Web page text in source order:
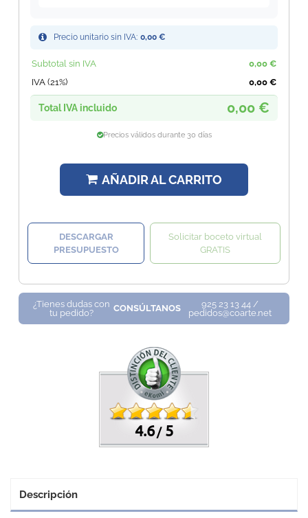
Precio unitario sin IVA: 0,00 €
Subtotal sin IVA
0,00 €
IVA (21%)
0,00 €
Total IVA incluido 0,00 €
Precios válidos durante 30 días
AÑADIR AL CARRITO
DESCARGAR
PRESUPUESTO
Solicitar boceto virtual
GRATIS
¿Tienes dudas con
tu pedido?
CONSÚLTANOS
925 23 13 44 /
pedidos@coarte.net
4.6 /5
Descripción